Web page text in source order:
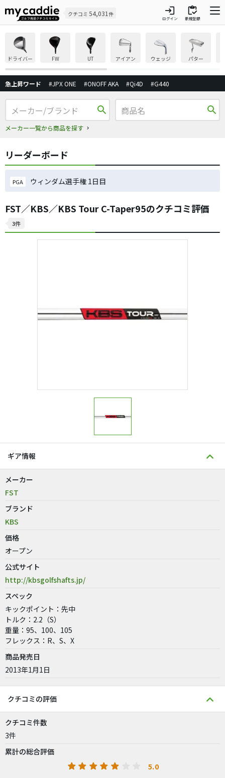
クチコミ 54,031 件 login
ログイン
inventory
新規登録
ドライバー FW UT アイアン ウェッジ パター
急上昇ワード #JPX ONE #ONOFF AKA #Qi4D #G440
search
メーカー一覧から商品を探す
search
リーダーボード
PGA ウィンダム選手権 1日目
FST／KBS／KBS Tour C-Taper95のクチコミ評価
3件
ギア情報
メーカー
FST
ブランド
KBS
価格
オープン
公式サイト
http://kbsgolfshafts.jp/
スペック
キックポイント：先中
トルク：2.2（S）
重量：95、100、105
フレックス：R、S、X
商品発売日
2013年1月1日
クチコミの評価
クチコミ件数
3件
累計の総合評価
5.0